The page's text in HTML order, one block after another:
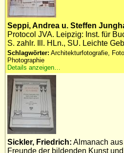
Seppi, Andrea u. Steffen
Protocol JVA. Leipzig: Inst. für
S. zahlr. Ill. HLn., SU. Leichte
Schlagwörter: Architekturfotografie,
Photographie
Details anzeigen…
Sickler, Friedrich: Almanach
Freunde der bildenden Kunst